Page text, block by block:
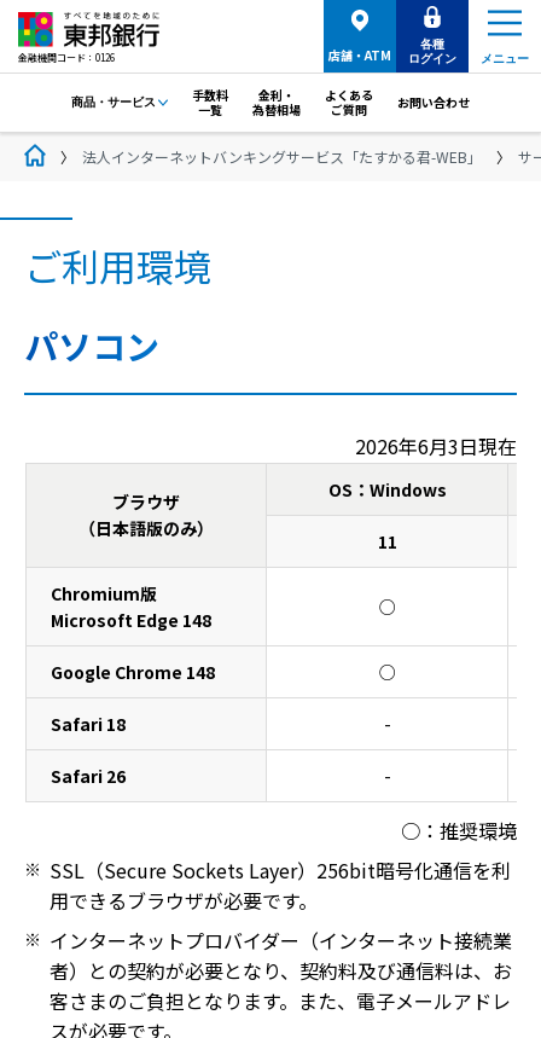
金融機関コード：0126 メニュー
店舗・ATM
各種
ログイン
商品・サービス
手数料
一覧
金利・
為替相場
よくある
ご質問
お問い合わせ
法人インターネットバンキングサービス「たすかる君-WEB」 サ
ご利用環境
パソコン
2026年6月3日現在
パソコンのご利用環境
ブラウザ
（日本語版のみ）
OS：Windows
11
Chromium版
Microsoft Edge 148
○
Google Chrome 148 ○
Safari 18 -
Safari 26 -
○：推奨環境
SSL（Secure Sockets Layer）256bit暗号化通信を利
用できるブラウザが必要です。
インターネットプロバイダー（インターネット接続業
者）との契約が必要となり、契約料及び通信料は、お
客さまのご負担となります。また、電子メールアドレ
スが必要です。